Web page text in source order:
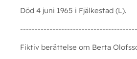
Död 4 juni 1965 i Fjälkestad (L).
Fiktiv berättelse om Berta